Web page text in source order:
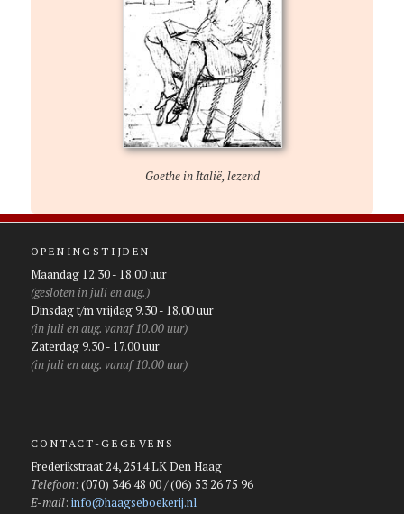
Goethe in Italië, lezend
OPENINGSTIJDEN
Maandag 12.30 - 18.00 uur
(gesloten in juli en aug.)
Dinsdag t/m vrijdag 9.30 - 18.00 uur
(in juli en aug. vanaf 10.00 uur)
Zaterdag 9.30 - 17.00 uur
(in juli en aug. vanaf 10.00 uur)
CONTACT-GEGEVENS
Frederikstraat 24, 2514 LK Den Haag
Telefoon: (070) 346 48 00 / (06) 53 26 75 96
E-mail: info@haagseboekerij.nl